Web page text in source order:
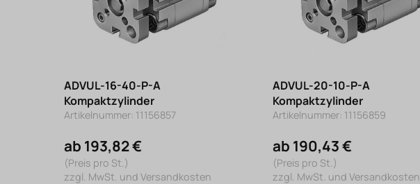
ADVUL-16-40-P-A
Kompaktzylinder
Artikelnummer: 11156857
ab 193,82 €
(Preis pro St.)
zzgl. MwSt. und Versandkosten
ADVUL-20-10-P-A
Kompaktzylinder
Artikelnummer: 11156859
ab 190,43 €
(Preis pro St.)
zzgl. MwSt. und Versandkosten